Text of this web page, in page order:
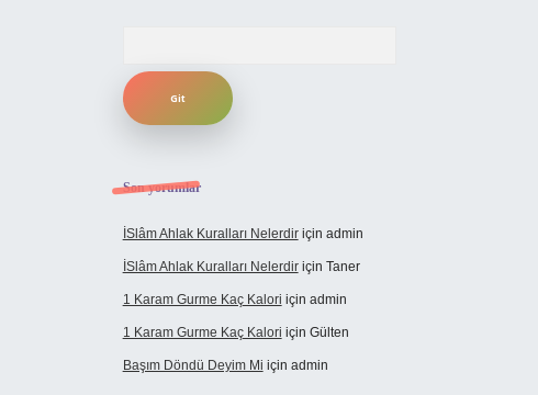
Son yorumlar
İSlâm Ahlak Kuralları Nelerdiriçin admin
İSlâm Ahlak Kuralları Nelerdiriçin Taner
1 Karam Gurme Kaç Kalori için admin
1 Karam Gurme Kaç Kalori için Gülten
Başım Döndü Deyim Mi için admin